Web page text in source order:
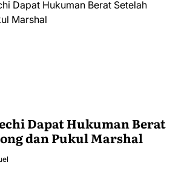
Dapat Hukuman Berat
dan Pukul Marshal